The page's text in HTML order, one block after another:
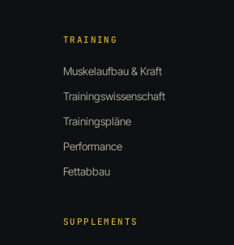
TRAINING
Muskelaufbau & Kraft
Trainingswissenschaft
Trainingspläne
Performance
Fettabbau
SUPPLEMENTS